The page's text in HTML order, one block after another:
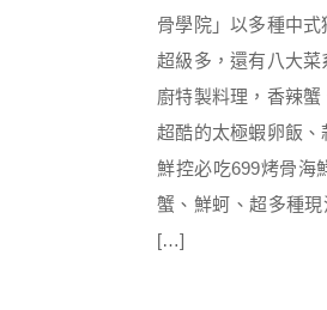
骨學院」以多種中
超級多，還有八大
廚特製料理，香辣
超酷的太極蝦卵飯
鮮控必吃699烤骨海
蟹、鮮蚵、超多種
[…]